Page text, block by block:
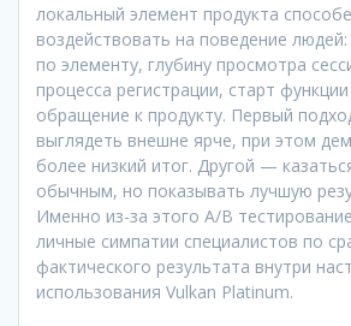
локальный элемент продукта
воздействовать на поведение людей:
по элементу, глубину просмотра
процесса регистрации, старт
обращение к продукту. Первый
выглядеть внешне ярче, при этом
более низкий итог. Другой —
обычным, но показывать лучшую
Именно из-за этого A/B
личные симпатии специалистов по
фактического результата внутри
использования Vulkan Platinum.